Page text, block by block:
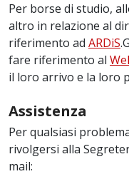
Per borse di studio,
altro in relazione al
riferimento ad ARDiS
fare riferimento al
il loro arrivo e la loro
Assistenza
Per qualsiasi
rivolgersi alla
mail: